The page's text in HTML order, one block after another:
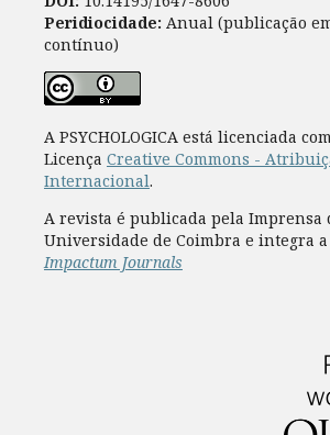
Peridiocidade: Anual (publicação
contínuo)
A PSYCHOLOGICA está licenciada
Licença Creative Commons -
Internacional.
A revista é publicada pela Imprensa
Universidade de Coimbra e integra a
Impactum Journals